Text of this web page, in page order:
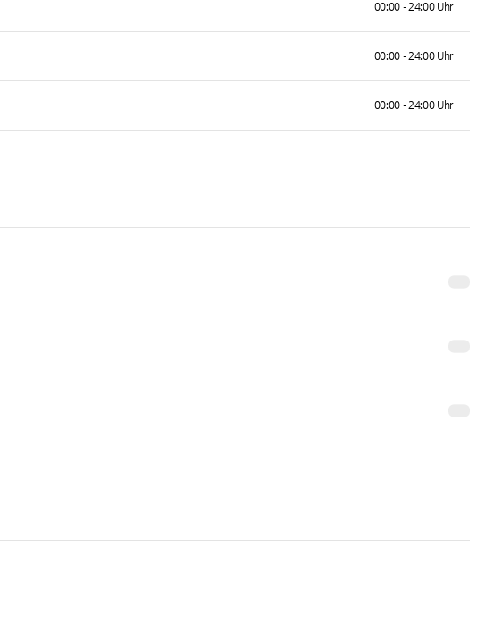
00:00 - 24:00 Uhr
00:00 - 24:00 Uhr
00:00 - 24:00 Uhr